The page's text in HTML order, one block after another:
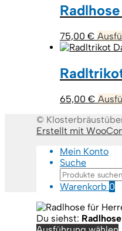
75,00 €
65,00 €
©
Erstellt mit
Mein Konto
Suche
Suchen
nach:
Warenkorb 0
Du siehst: